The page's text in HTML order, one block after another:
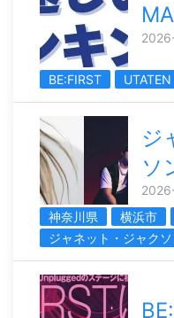
BE:FIRST UTATEN
ジ
ソ
神奈川県
横浜市
ジャネット・ジャクソ